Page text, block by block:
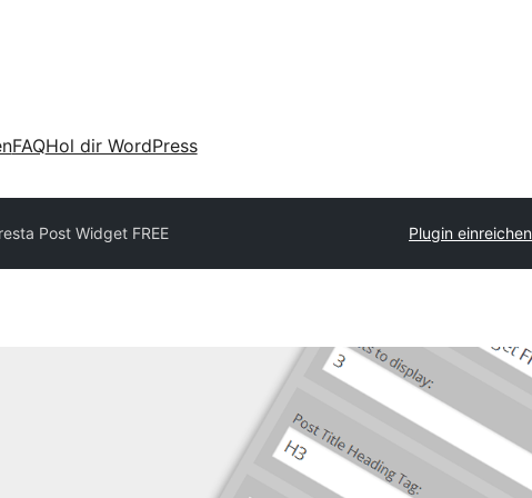
FAQHol dir WordPress
Post Widget FREE Plugin einreichen